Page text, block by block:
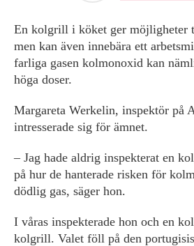
En kolgrill i köket ger möjligheter
men kan även innebära ett
farliga gasen kolmonoxid kan
höga doser.
Margareta Werkelin, inspektör på
intresserade sig för ämnet.
– Jag hade aldrig inspekterat en
på hur de hanterade risken för
dödlig gas, säger hon.
I våras inspekterade hon och en
kolgrill. Valet föll på den